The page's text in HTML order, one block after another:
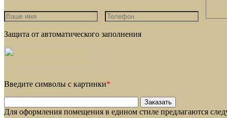
Защита от автоматического заполнения
Введите символы с картинки*
Для оформления помещения в едином стиле предлагаются